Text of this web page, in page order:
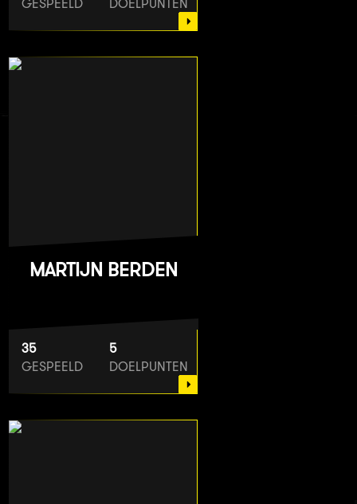
GESPEELD
DOELPUNTEN
MARTIJN BERDEN
35
GESPEELD
5
DOELPUNTEN